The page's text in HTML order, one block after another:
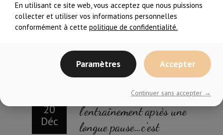
20
Déc
Recommencer
l’entraînement après une
longue pause…c’est
En utilisant ce site web, vous acceptez que nous puissions
collecter et utiliser vos informations personnelles
conformément à cette politique de confidentialité.
Paramètres Accepter
Continuer sans accepter →